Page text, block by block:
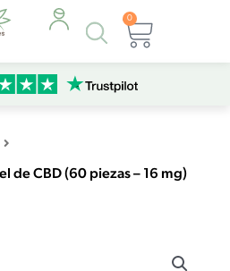
Búsqueda
de
0
Carrito
de CBD (60 piezas – 16 mg)